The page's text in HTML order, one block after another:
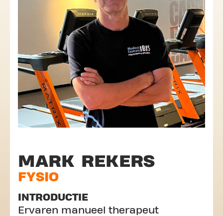
MARK REKERS
FYSIO
INTRODUCTIE
Ervaren manueel therapeut